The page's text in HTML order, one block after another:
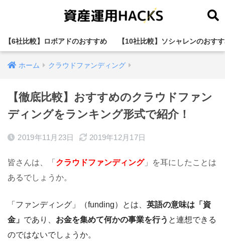
【6社比較】ロボアドのおすすめ 【10社比較】ソシャレンのおす
ホーム クラウドファンディング
【徹底比較】おすすめのクラウドファン
ディングをランキング形式で紹介！
2019年11月23日 2019年12月17日
皆さんは、「 クラウドファンディング」を耳にしたことは
あるでしょうか。
「ファンディング」（funding）とは、 英語の意味は「資
金」 であり、 お金を集めて何かの事業を行う と連想できる
のではないでしょうか。